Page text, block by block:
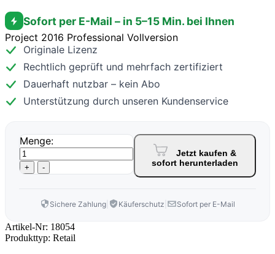
Sofort per E-Mail – in 5–15 Min. bei Ihnen
Project 2016 Professional Vollversion
Originale Lizenz
Rechtlich geprüft und mehrfach zertifiziert
Dauerhaft nutzbar – kein Abo
Unterstützung durch unseren Kundenservice
Menge:
+ -
Jetzt kaufen &
sofort herunterladen
Sichere Zahlung Käuferschutz Sofort per E-Mail
Artikel-Nr: 18054
Produkttyp: Retail